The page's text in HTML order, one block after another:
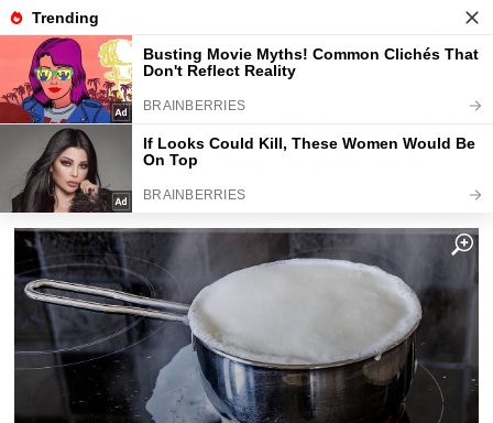
Fajntip.cz Bydlení
Jakou životnost má sklokeramická
deska. Až to zjistíte, vrátíte se k
plynu